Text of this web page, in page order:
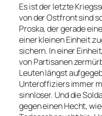
Es ist der letzte
von der Ostfront sind
Proska, der gerade
einer kleinen Einheit
sichern. In einer
von Partisanen
Leuten längst
Unteroffiziers immer
sinnloser. Und die
gegen einen Hecht,